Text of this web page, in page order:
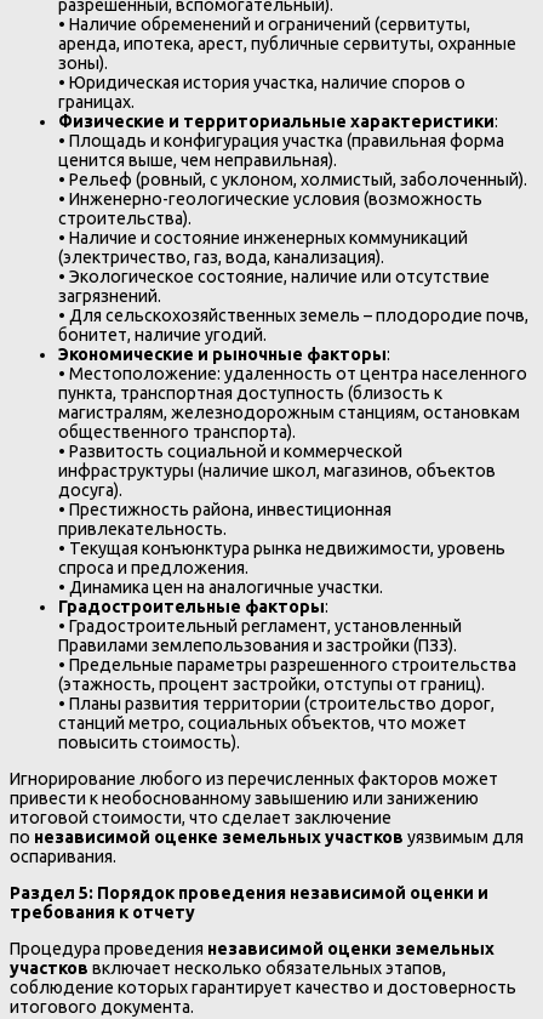
разрешенный, вспомогательный).
• Наличие обременений и ограничений (сервитуты,
аренда, ипотека, арест, публичные сервитуты, охранные
зоны).
• Юридическая история участка, наличие споров о
границах.
Физические и территориальные характеристики:
• Площадь и конфигурация участка (правильная форма
ценится выше, чем неправильная).
• Рельеф (ровный, с уклоном, холмистый, заболоченный).
• Инженерно-геологические условия (возможность
строительства).
• Наличие и состояние инженерных коммуникаций
(электричество, газ, вода, канализация).
• Экологическое состояние, наличие или отсутствие
загрязнений.
• Для сельскохозяйственных земель – плодородие почв,
бонитет, наличие угодий.
Экономические и рыночные факторы:
• Местоположение: удаленность от центра населенного
пункта, транспортная доступность (близость к
магистралям, железнодорожным станциям, остановкам
общественного транспорта).
• Развитость социальной и коммерческой
инфраструктуры (наличие школ, магазинов, объектов
досуга).
• Престижность района, инвестиционная
привлекательность.
• Текущая конъюнктура рынка недвижимости, уровень
спроса и предложения.
• Динамика цен на аналогичные участки.
Градостроительные факторы:
• Градостроительный регламент, установленный
Правилами землепользования и застройки (ПЗЗ).
• Предельные параметры разрешенного строительства
(этажность, процент застройки, отступы от границ).
• Планы развития территории (строительство дорог,
станций метро, социальных объектов, что может
повысить стоимость).
Игнорирование любого из перечисленных факторов может
привести к необоснованному завышению или занижению
итоговой стоимости, что сделает заключение
по независимой оценке земельных участков уязвимым для
оспаривания.
Раздел 5: Порядок проведения независимой оценки и
требования к отчету
Процедура проведения независимой оценки земельных
участков включает несколько обязательных этапов,
соблюдение которых гарантирует качество и достоверность
итогового документа.